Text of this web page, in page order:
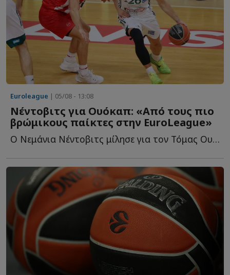
Euroleague | 05/08 - 13:08
Νέντοβιτς για Ουόκαπ: «Aπό τους πιο
βρώμικους παίκτες στην EuroLeague»
Ο Νεμάνια Νέντοβιτς μίλησε για τον Τόμας Ουόκαπ και θ...